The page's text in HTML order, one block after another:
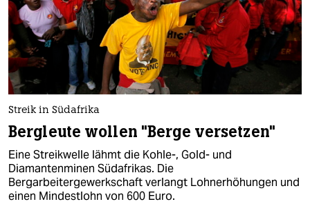
Streik in Südafrika
Bergleute wollen "Berge versetzen"
Eine Streikwelle lähmt die Kohle-, Gold- und
Diamantenminen Südafrikas. Die
Bergarbeitergewerkschaft verlangt Lohnerhöhungen und
einen Mindestlohn von 600 Euro.